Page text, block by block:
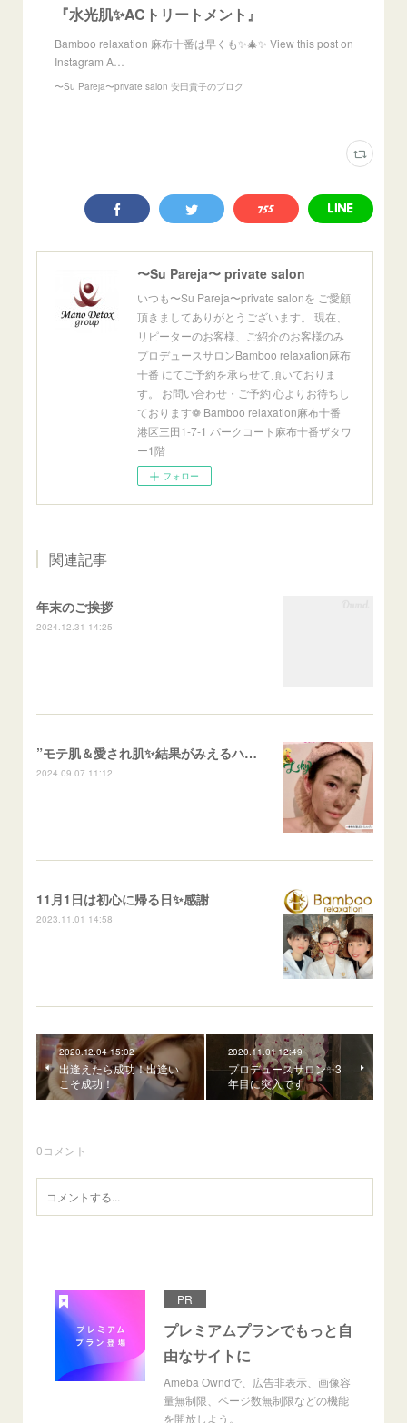
『水光肌✨ACトリートメント』
Bamboo relaxation 麻布十番は早くも✨🎄✨ View this post on
Instagram A…
〜Su Pareja〜private salon 安田貴子のブログ
〜Su Pareja〜 private salon
いつも〜Su Pareja〜private salonを ご愛顧
頂きましてありがとうございます。 現在、
リピーターのお客様、ご紹介のお客様のみ
プロデュースサロンBamboo relaxation麻布
十番 にてご予約を承らせて頂いておりま
す。 お問い合わせ・ご予約 心よりお待ちし
ております❁ Bamboo relaxation麻布十番
港区三田1-7-1 パークコート麻布十番ザタワ
ー1階
フォロー
関連記事
年末のご挨拶
2024.12.31 14:25
”モテ肌＆愛され肌✨結果がみえるハーブピーリング”
2024.09.07 11:12
11月1日は初心に帰る日✨感謝
2023.11.01 14:58
2020.12.04 15:02
出逢えたら成功！出逢い
こそ成功！
2020.11.01 12:49
プロデュースサロン✨3
年目に突入です
0コメント
PR
プレミアムプランでもっと自
由なサイトに
Ameba Owndで、広告非表示、画像容
量無制限、ページ数無制限などの機能
を開放しよう。